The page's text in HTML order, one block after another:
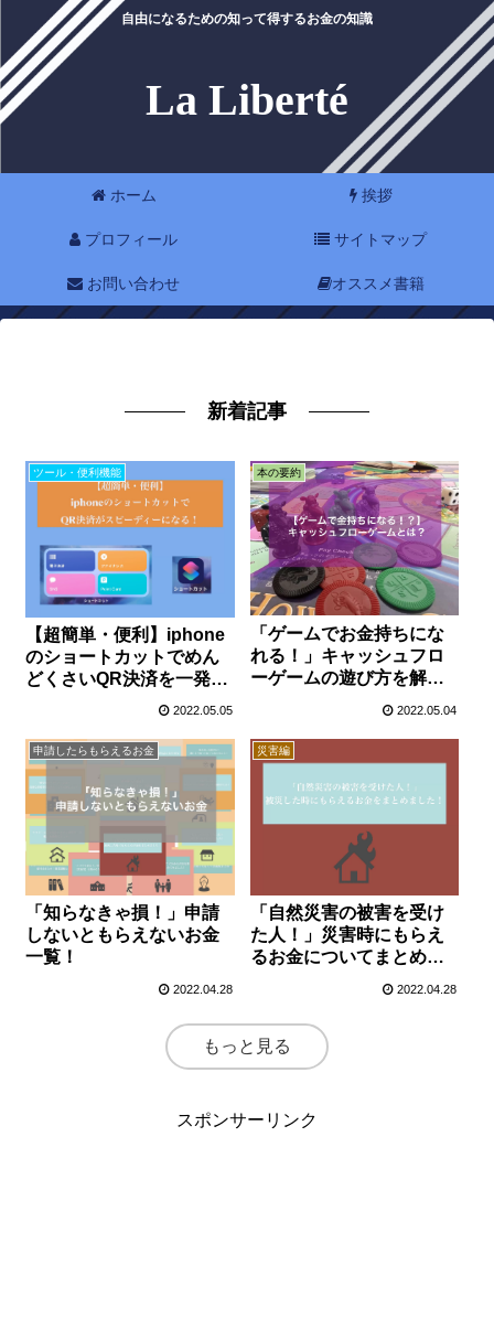
自由になるための知って得するお金の知識
La Liberté
ホーム 挨拶
プロフィール サイトマップ
お問い合わせ オススメ書籍
新着記事
ツール・便利機能
【超簡単・便利】iphone
のショートカットでめん
どくさいQR決済を一発表
2022.05.05
本の要約
「ゲームでお金持ちにな
れる！」キャッシュフロ
ーゲームの遊び方を解説
2022.05.04
申請したらもらえるお金
「知らなきゃ損！」申請
しないともらえないお金
一覧！
2022.04.28
災害編
「自然災害の被害を受け
た人！」災害時にもらえ
るお金についてまとめま
2022.04.28
もっと見る
スポンサーリンク